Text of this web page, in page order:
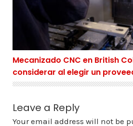
Mecanizado CNC en British
considerar al elegir un
Leave a Reply
Your email address will not be